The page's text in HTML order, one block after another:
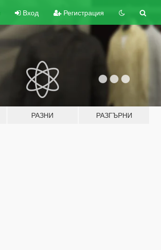
Вход Регистрация
РАЗНИ РАЗГЪРНИ